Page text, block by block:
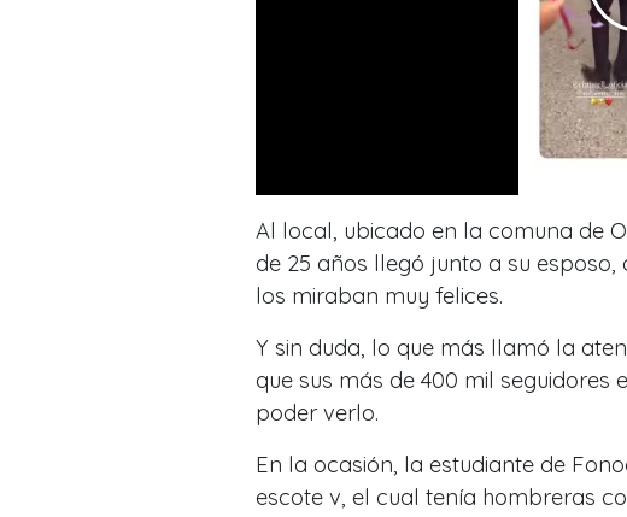
Al local, ubicado en la comuna de
de 25 años llegó junto a su
los miraban muy felices.
Y sin duda, lo que más llamó la
que sus más de 400 mil
poder verlo.
En la ocasión, la estudiante de
escote v, el cual tenía hombreras